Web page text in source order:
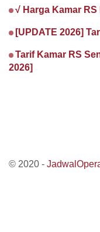
√ Harga Kamar RS
[UPDATE 2026]
Tarif Kamar RS
2026]
© 2020 -